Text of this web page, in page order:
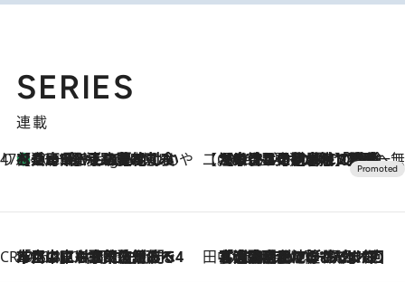
SERIES
連載
47都道府県の手みやげ ひんやりスイーツで夏を満喫
10 Hours Ago
【兵庫県】この夏絶対食べたい 冷やしておいしいおやつ3選 淡路島の恵みをジェラートに集約 【CREA×星野リゾート】唯一無二。癒しと発見が待つ場所へ
2026.8.7
【トンボの足水浴】ヒノキの香りに包まれて涼感マックス！約13℃の湧水かけ流しを避暑地「星野温泉 トンボの湯」で体験
CREA'S CHOICE
2026.8.7
「立川にも歌舞伎があるんだよ」 片岡仁左衛門・市川中車ら豪華座組みで4年目の立川立飛歌舞伎へ 田中稲の勝手に再ブーム
2026.8.7
「湘南乃風に憧れて」観客大盛上がりの“タオル回し”に、ラッパー顔負けの高速歌唱まで…さだまさし（74）のアグレッシブすぎる現在地